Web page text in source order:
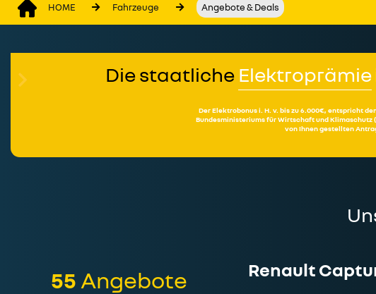
HOME Fahrzeuge Angebote & Deals
Die staatliche Elektroprämie
Der Elektrobonus i. H. v. bis zu 6.000€, entspricht
Bundesministeriums für Wirtschaft und Klimaschutz
von Ihnen gestellten
55 Angebote Renault